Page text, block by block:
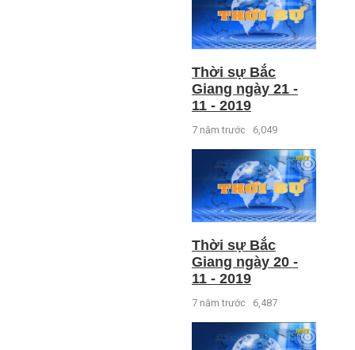
Thời sự Bắc
Giang ngày 21 -
11 - 2019
7 năm trước 6,049
Thời sự Bắc
Giang ngày 20 -
11 - 2019
7 năm trước 6,487